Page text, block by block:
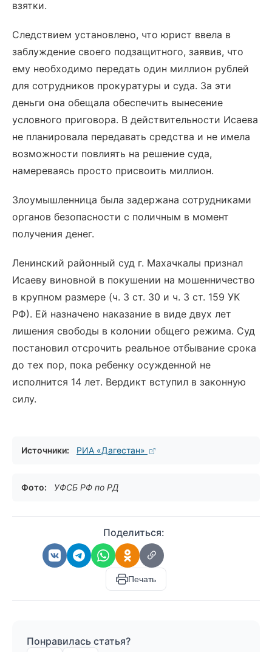
взятки.
Следствием установлено, что юрист ввела в
заблуждение своего подзащитного, заявив, что
ему необходимо передать один миллион рублей
для сотрудников прокуратуры и суда. За эти
деньги она обещала обеспечить вынесение
условного приговора. В действительности Исаева
не планировала передавать средства и не имела
возможности повлиять на решение суда,
намереваясь просто присвоить миллион.
Злоумышленница была задержана сотрудниками
органов безопасности с поличным в момент
получения денег.
Ленинский районный суд г. Махачкалы признал
Исаеву виновной в покушении на мошенничество
в крупном размере (ч. 3 ст. 30 и ч. 3 ст. 159 УК
РФ). Ей назначено наказание в виде двух лет
лишения свободы в колонии общего режима. Суд
постановил отсрочить реальное отбывание срока
до тех пор, пока ребенку осужденной не
исполнится 14 лет. Вердикт вступил в законную
силу.
Источники: РИА «Дагестан»
Фото: УФСБ РФ по РД
Поделиться:
Печать
Понравилась статья?